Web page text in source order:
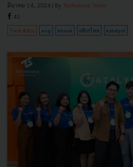
มีนาคม 14, 2024 | By Techsauce Team
43
Tech & Biz esg kbank กสิกรไทย katalyst